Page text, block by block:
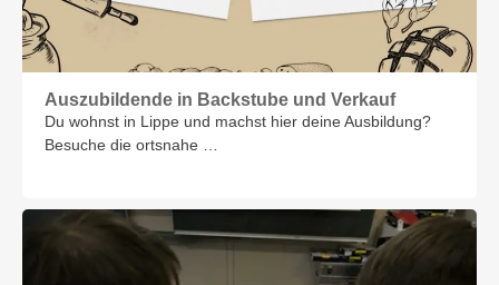
Auszubildende in Backstube und Verkauf
Du wohnst in Lippe und machst hier deine Ausbildung?
Besuche die ortsnahe …